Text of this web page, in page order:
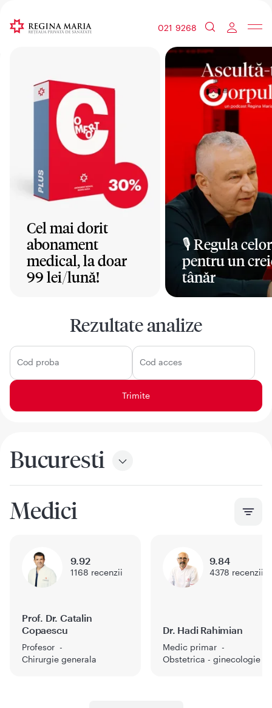
021 9268
Cel mai dorit
abonament
medical, la doar
99 lei/lună!
🎙️ Regula
pentru un
tânăr
Rezultate analize
Cod proba Cod acces
Bucuresti
Medici
Prof. Dr. Catalin
Copaescu
Profesor
Chirurgie generala
9.92
1168 recenzii
Dr. Hadi Rahimian
Medic primar
Obstetrica - ginecologie
9.84
4378 recenzii